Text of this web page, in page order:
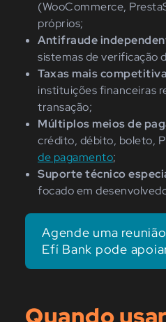
(WooCommerce,
próprios;
Antifraude
sistemas de verificação
Taxas mais
instituições financeiras
transação;
Múltiplos meios de
crédito, débito, boleto,
de pagamento;
Suporte técnico
focado em
Agende uma
Efí Bank pode